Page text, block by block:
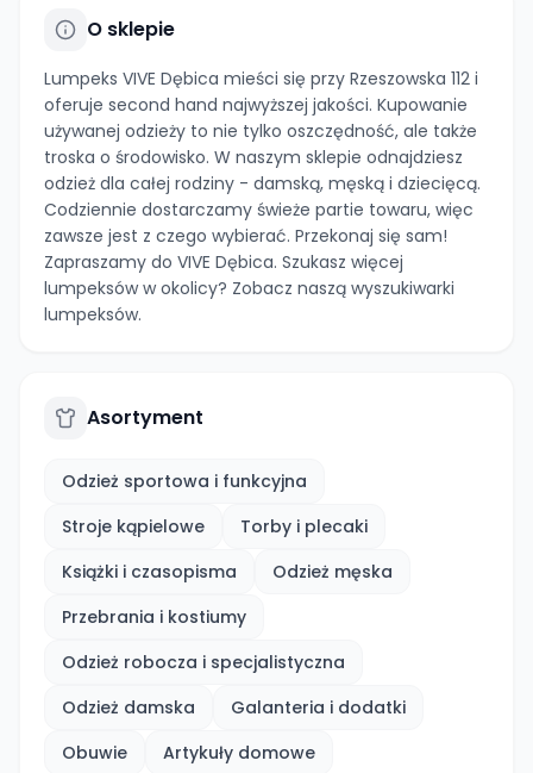
O sklepie
Lumpeks VIVE Dębica mieści się przy Rzeszowska 112 i
oferuje second hand najwyższej jakości. Kupowanie
używanej odzieży to nie tylko oszczędność, ale także
troska o środowisko. W naszym sklepie odnajdziesz
odzież dla całej rodziny - damską, męską i dziecięcą.
Codziennie dostarczamy świeże partie towaru, więc
zawsze jest z czego wybierać. Przekonaj się sam!
Zapraszamy do VIVE Dębica. Szukasz więcej
lumpeksów w okolicy? Zobacz naszą wyszukiwarki
lumpeksów.
Asortyment
Odzież sportowa i funkcyjna
Stroje kąpielowe
Torby i plecaki
Książki i czasopisma
Odzież męska
Przebrania i kostiumy
Odzież robocza i specjalistyczna
Odzież damska
Galanteria i dodatki
Obuwie
Artykuły domowe